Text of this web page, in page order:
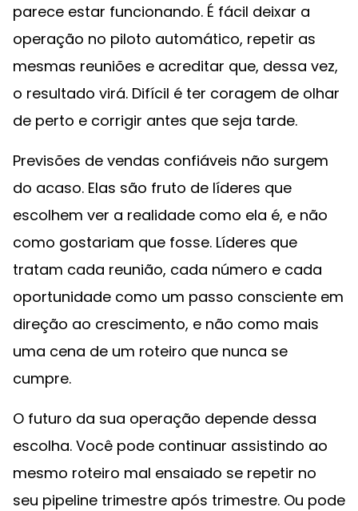
parece estar funcionando. É fácil deixar a
operação no piloto automático, repetir as
mesmas reuniões e acreditar que, dessa vez,
o resultado virá. Difícil é ter coragem de olhar
de perto e corrigir antes que seja tarde.
Previsões de vendas confiáveis não surgem
do acaso. Elas são fruto de líderes que
escolhem ver a realidade como ela é, e não
como gostariam que fosse. Líderes que
tratam cada reunião, cada número e cada
oportunidade como um passo consciente em
direção ao crescimento, e não como mais
uma cena de um roteiro que nunca se
cumpre.
O futuro da sua operação depende dessa
escolha. Você pode continuar assistindo ao
mesmo roteiro mal ensaiado se repetir no
seu pipeline trimestre após trimestre. Ou pode